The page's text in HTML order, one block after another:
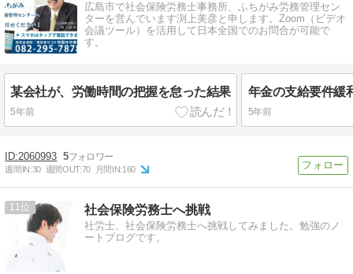
広島市で社会保険労務士事務所、ふちがみ労務管理セン
ターを営んでいます渕上美彦と申します。Zoom（ビデオ
会議ツール）を活用して日本全国でのお問合が可能で
す。
某会社が、労働時間の把握を怠った結果
5年前 5年前
2060993 5
週間IN:30 週間OUT:70 月間IN:160
11 社会保険労務士へ挑戦
社労士、社会保険労務士へ挑戦してみました。勉強のノ
ートブログです。